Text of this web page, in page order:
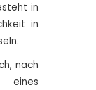
in
in
nach